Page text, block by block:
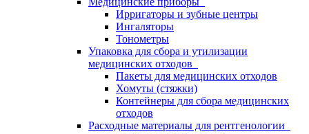
Ирригаторы и зубные центры
Ингаляторы
Тонометры
Упаковка для сбора и утилизации
медицинских отходов
Пакеты для медицинских отходов
Хомуты (стяжки)
Контейнеры для сбора медицинских
отходов
Расходные материалы для рентгенологии